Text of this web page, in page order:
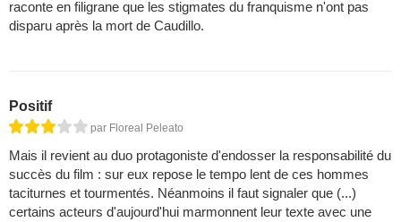
raconte en filigrane que les stigmates du franquisme n'ont pas
disparu après la mort de Caudillo.
Positif
par Floreal Peleato
Mais il revient au duo protagoniste d'endosser la responsabilité du
succès du film : sur eux repose le tempo lent de ces hommes
taciturnes et tourmentés. Néanmoins il faut signaler que (...)
certains acteurs d'aujourd'hui marmonnent leur texte avec une